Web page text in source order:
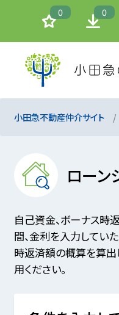
0 0
小田急不動産仲介サイト
ローン
自己資金、ボーナス時
間、金利を入力してい
時返済額の概算を算出
用ください。